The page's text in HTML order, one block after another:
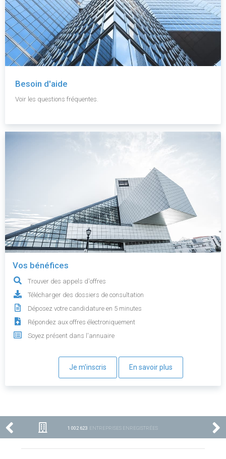
Besoin d'aide
Voir les questions fréquentes.
Vos bénéfices
Trouver des appels d'offres
Télécharger des dossiers de consultation
Déposez votre candidature en 5 minutes
Répondez aux offres électroniquement
Soyez présent dans l'annuaire
Je m'inscris En savoir plus
1 002 623 ENTREPRISES ENREGISTRÉES